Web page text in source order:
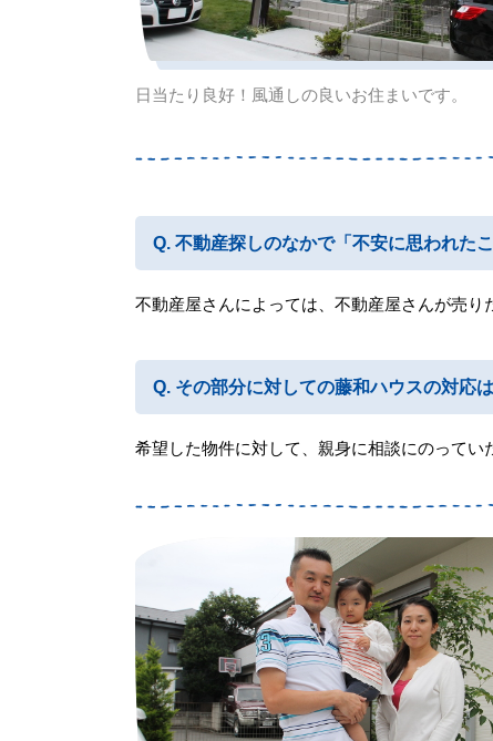
日当たり良好！風通しの良いお住まいです。
不動産探しのなかで「不安に思われた
不動産屋さんによっては、不動産屋さんが売り
その部分に対しての藤和ハウスの対応
希望した物件に対して、親身に相談にのってい